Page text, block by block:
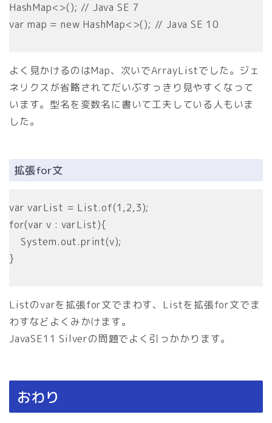
HashMap<>(); // Java SE 7
var map = new HashMap<>(); // Java SE 10
よく見かけるのはMap、次いでArrayListでした。ジェ
ネリクスが省略されてだいぶすっきり見やすくなって
います。型名を変数名に書いて工夫している人もいま
した。
拡張for文
var varList = List.of(1,2,3);
for(var v : varList){
System.out.print(v);
}
Listのvarを拡張for文でまわす、Listを拡張for文でま
わすなどよくみかけます。
JavaSE11 Silverの問題でよく引っかかります。
おわり